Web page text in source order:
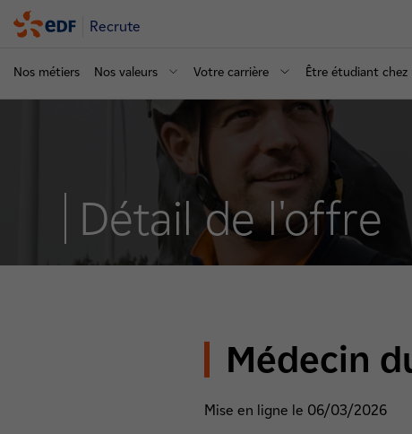
Recrute
Nos métiers Nos valeurs Votre carrière Être étudiant chez
Détail de l'offre
Médecin
Mise en ligne le 06/03/2026